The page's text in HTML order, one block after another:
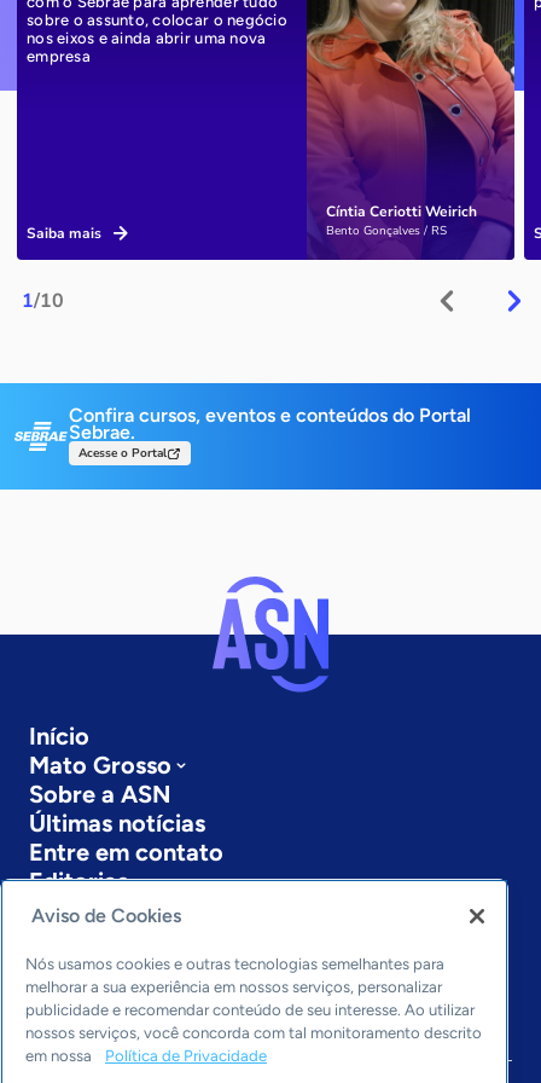
1/10
Cíntia Ceriotti Weirich
Bento Gonçalves / RS
sobre o assunto, colocar o negócio
nos eixos e ainda abrir uma nova
empresa
Saiba mais
Confira cursos, eventos e conteúdos do Portal
Sebrae.
Acesse o Portal
Início
Mato Grosso
Sobre a ASN
Últimas notícias
Entre em contato
Editorias
Economia & Política
Inovação & Tecnologia
Cultura empreendedora
Dados
Arquivo
Aviso de Cookies
Nós usamos cookies e outras tecnologias semelhantes para
melhorar a sua experiência em nossos serviços, personalizar
publicidade e recomendar conteúdo de seu interesse. Ao utilizar
nossos serviços, você concorda com tal monitoramento descrito
em nossa
Política de Privacidade